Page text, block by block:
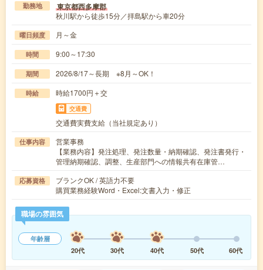
勤務地 東京都西多摩郡
秋川駅から徒歩15分／拝島駅から車20分
曜日頻度 月～金
時間 9:00～17:30
期間 2026/8/17～長期 ※8月～OK！
時給 時給1700円＋交
交通費
交通費実費支給（当社規定あり）
仕事内容
営業事務
【業務内容】発注処理、発注数量・納期確認、発注書発行・
管理納期確認、調整、生産部門への情報共有在庫管…
応募資格
ブランクOK / 英語力不要
購買業務経験Word・Excel:文書入力・修正
職場の雰囲気
年齢層
20代
30代 40代 50代 60代